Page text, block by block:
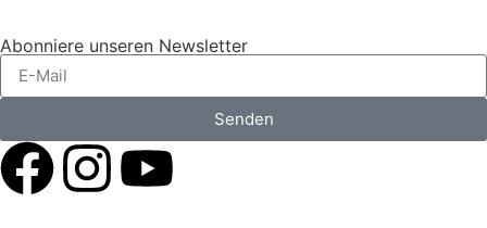
Abonniere unseren Newsletter
Senden